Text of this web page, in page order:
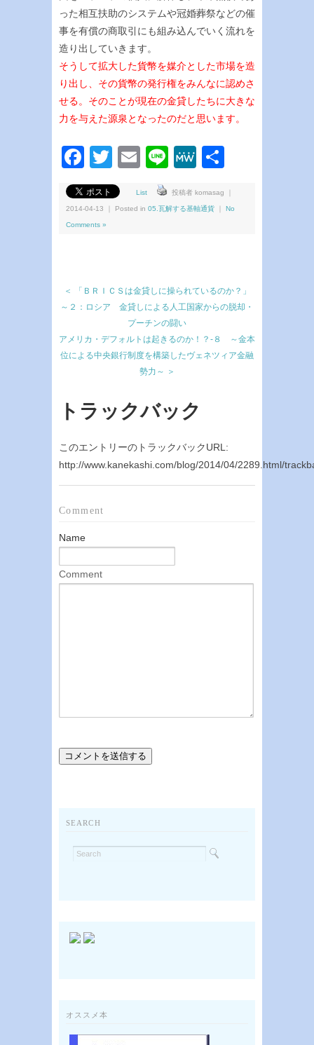
った相互扶助のシステムや冠婚葬祭などの催
事を有償の商取引にも組み込んでいく流れを
造り出していきます。
そうして拡大した貨幣を媒介とした市場を造
り出し、その貨幣の発行権をみんなに認めさ
せる。そのことが現在の金貸したちに大きな
力を与えた源泉となったのだと思います。
Facebook
Twitter
EmailLineMeWe
List 投稿者 komasag ｜
2014-04-13 ｜ Posted in 05.瓦解する基軸通貨 No
Comments »
＜ 「ＢＲＩＣＳは金貸しに操られているのか？」
～２：ロシア 金貸しによる人工国家からの脱却・
プーチンの闘い
アメリカ・デフォルトは起きるのか！？-８ ～金本
位による中央銀行制度を構築したヴェネツィア金融
勢力～ ＞
トラックバック
このエントリーのトラックバックURL:
http://www.kanekashi.com/blog/2014/04/2289.html/
Comment
Name
Comment
SEARCH
オススメ本